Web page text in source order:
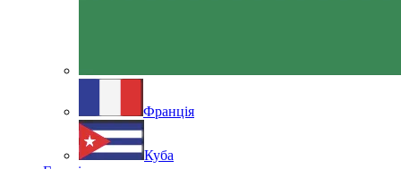
Франція
Куба